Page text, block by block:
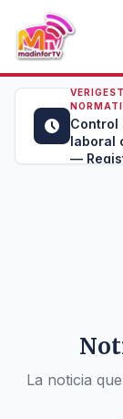
Control
laboral
—
La noticia